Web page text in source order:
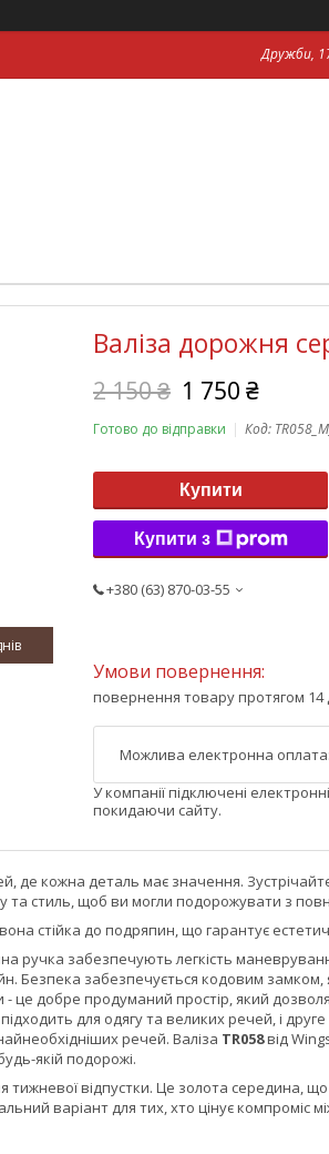
Дружби,
Валіза дорожня
2 150 ₴ 1 750 ₴
Готово до відправки Код:
Купити
Купити з
+380 (63) 870-03-55
повернення товару протягом 14
У компанії підключені
покидаючи сайту.
де кожна деталь має значення.
та стиль, щоб ви могли подорожувати з
стійка до подряпин, що гарантує
ручка забезпечують легкість
Безпека забезпечується кодовим замком,
- це добре продуманий простір, який
для одягу та великих речей, і
речей. Валіза TR058від
якій подорожі.
тижневої відпустки. Це золота середина,
варіант для тих, хто цінує компроміс